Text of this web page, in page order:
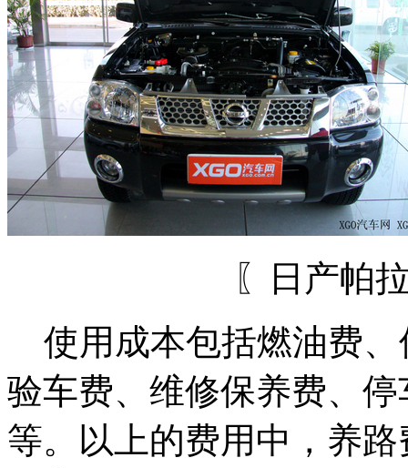
〖日产帕
使用成本包括燃油费、
验车费、维修保养费、
等。以上的费用中，养